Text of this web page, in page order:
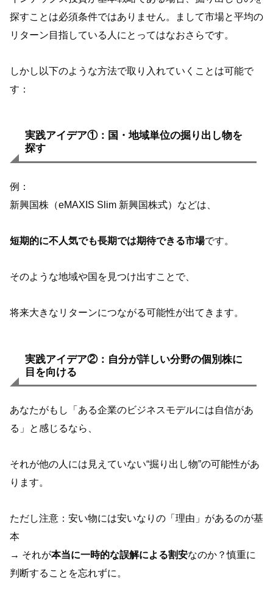
探すことは必須条件ではありません。まして市場と平均の
リターン目指している人にとってはなおさらです。
しかし以下のような方法で取り入れていくことは可能で
す：
実践アイデア①：国・地域単位の掘り出し物を
探す
例：
新興国株（eMAXIS Slim 新興国株式）などは、
短期的に不人気でも長期では期待できる市場です。
そのような地域や国を見つけ出すことで、
将来大きなリターンにつながる可能性が出てきます。
実践アイデア②：自分が詳しい分野の個別株に
目を向ける
あなたがもし「ある企業のビジネスモデルには自信があ
る」と感じるなら、
それが他の人には見えていない“掘り出し物”の可能性があ
ります。
ただし注意：安い物には安いなりの「理由」があるのが基
本
→ それが本当に一時的な誤解による割安なのか？慎重に
判断することを忘れずに。